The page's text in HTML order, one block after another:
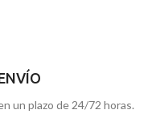
un plazo de 24/72 horas.